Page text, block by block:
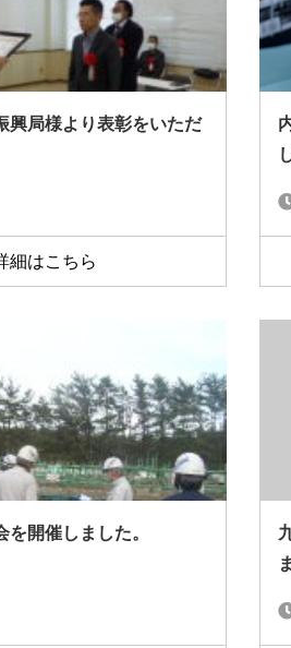
興局様より表彰をいただ
細はこちら
開催しました。